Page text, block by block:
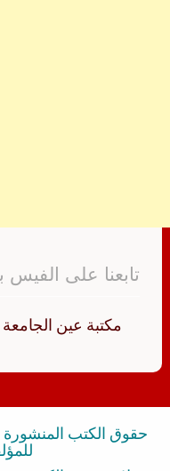
تابعنا على الفيس
‏مكتبة عين الجامعة‏
حقوق الكتب